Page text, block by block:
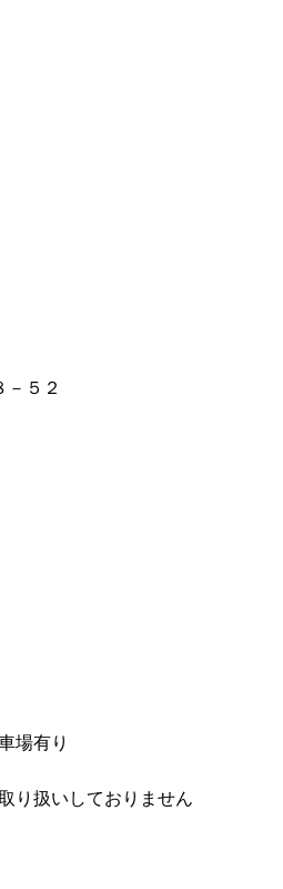
－５２
場有り
り扱いしておりません